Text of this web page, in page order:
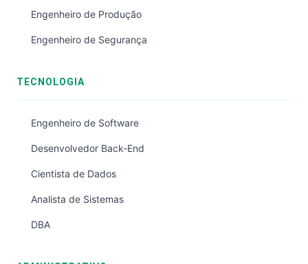
Engenheiro de Produção
Engenheiro de Segurança
TECNOLOGIA
Engenheiro de Software
Desenvolvedor Back-End
Cientista de Dados
Analista de Sistemas
DBA